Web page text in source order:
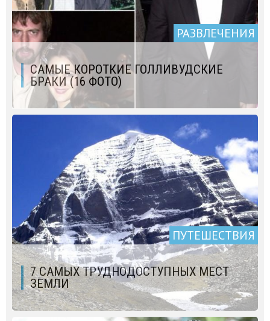
РАЗВЛЕЧЕНИЯ
САМЫЕ КОРОТКИЕ ГОЛЛИВУДСКИЕ
БРАКИ (16 ФОТО)
ПУТЕШЕСТВИЯ
7 САМЫХ ТРУДНОДОСТУПНЫХ МЕСТ
ЗЕМЛИ